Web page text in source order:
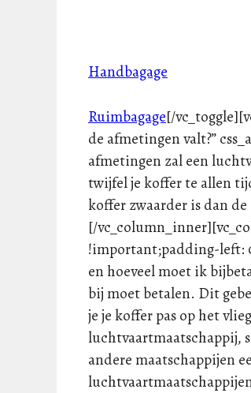
Handbagage
Ruimbagage[/
de afmetingen valt?”
afmetingen zal een
twijfel je koffer te allen
koffer zwaarder is dan
[/
!important;padding-left:
en hoeveel moet ik
bij moet betalen. Dit
je je koffer pas op het
luchtvaartmaatschappij,
andere maatschappijen